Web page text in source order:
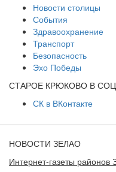
Новости столицы
События
Здравоохранение
Транспорт
Безопасность
Эхо Победы
СТАРОЕ КРЮКОВО В
СК в ВКонтакте
НОВОСТИ ЗЕЛАО
Интернет-газеты районов